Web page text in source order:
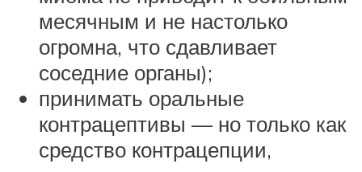
месячным и не настолько
огромна, что сдавливает
соседние органы);
принимать оральные
контрацептивы — но только как
средство контрацепции,